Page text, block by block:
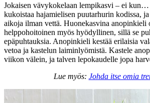
Jokaisen vävykokelaan lempikasvi – ei
kukoistaa hajamielisen puutarhurin kodissa,
aikoja ilman vettä. Huonekasvina anopinkieli
helppohoitoinen myös hyödyllinen, sillä se
epäpuhtauksia. Anopinkieli kestää erilaisia
vetoa ja kastelun laiminlyömistä. Kastele
viikon välein, ja talven lepokaudelle jopa
Lue myös: Johda itse omia